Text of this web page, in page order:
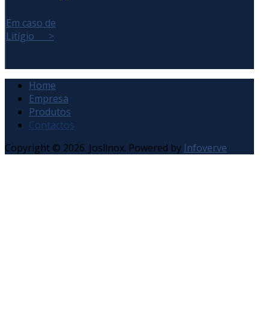
Em caso de
Litígio >
Home
Empresa
Produtos
Contactos
Copyright © 2026. Josilnox. Powered by Infoverve